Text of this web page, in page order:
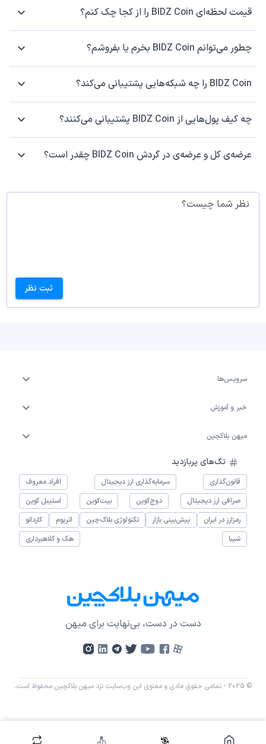
قیمت لحظه‌ای BIDZ Coin را از کجا چک کنم؟
چطور می‌توانم BIDZ Coin بخرم یا بفروشم؟
BIDZ Coin را چه شبکه‌هایی پشتیبانی می‌کند؟
چه کیف پول‌هایی از BIDZ Coin پشتیبانی می‌کنند؟
عرضه‌ی کل و عرضه‌ی در گردش BIDZ Coin چقدر است؟
نظر شما چیست؟
ثبت نظر
سرویس‌ها
خبر و آموزش
میهن بلاکچین
تگ‌های پربازدید
قانون‌گذاری سرمایه‌گذاری ارز دیجیتال
افراد معروف
صرافی ارز دیجیتال
دوج‌کوین بیت‌کوین
استیبل کوین
رمزارز در ایران
پیش‌بینی بازار تکنولوژی بلاک‌چین اتریوم
کاردانو
شیبا
هک و کلاهبرداری
دست در دست، بی‌نهایت برای میهن
© 2025 - تمامی حقوق مادی و معنوی این وب‌سایت نزد میهن بلاکچین محفوظ است.